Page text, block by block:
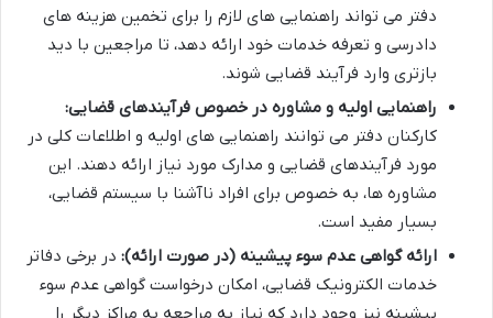
دفتر می تواند راهنمایی های لازم را برای تخمین هزینه های
دادرسی و تعرفه خدمات خود ارائه دهد، تا مراجعین با دید
بازتری وارد فرآیند قضایی شوند.
راهنمایی اولیه و مشاوره در خصوص فرآیندهای قضایی:
کارکنان دفتر می توانند راهنمایی های اولیه و اطلاعات کلی در
مورد فرآیندهای قضایی و مدارک مورد نیاز ارائه دهند. این
مشاوره ها، به خصوص برای افراد ناآشنا با سیستم قضایی،
بسیار مفید است.
ارائه گواهی عدم سوء پیشینه (در صورت ارائه): در برخی دفاتر
خدمات الکترونیک قضایی، امکان درخواست گواهی عدم سوء
پیشینه نیز وجود دارد که نیاز به مراجعه به مراکز دیگر را